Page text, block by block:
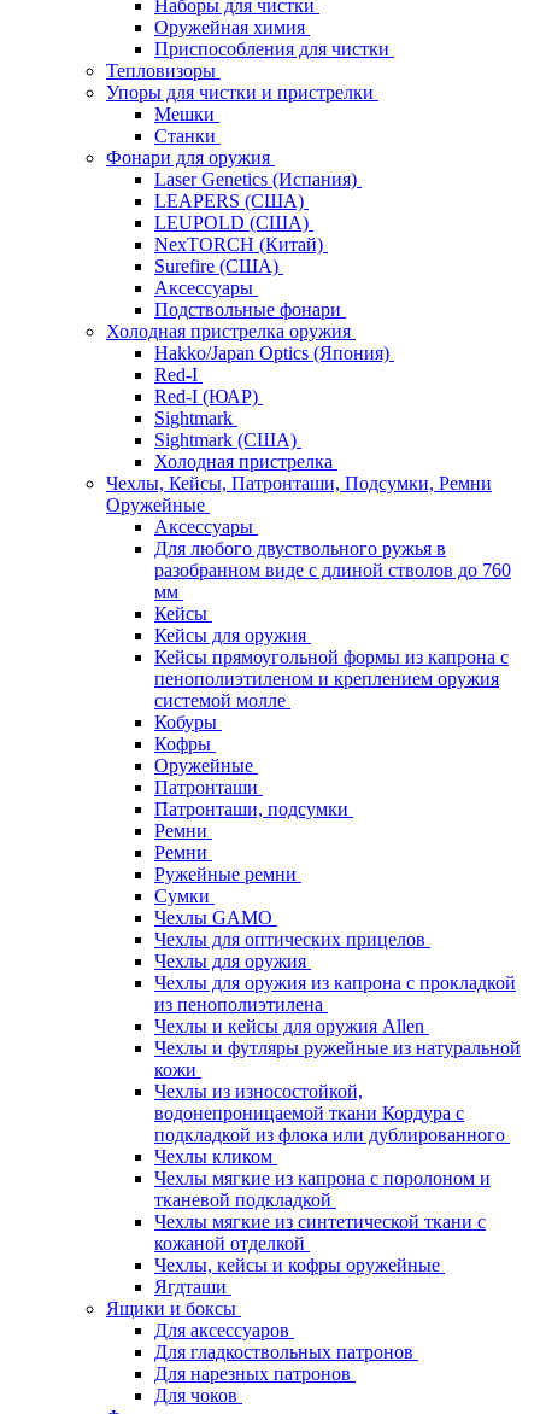
Наборы для чистки
Оружейная химия
Приспособления для чистки
Тепловизоры
Упоры для чистки и пристрелки
Мешки
Станки
Фонари для оружия
Laser Genetics (Испания)
LEAPERS (США)
LEUPOLD (США)
NexTORCH (Китай)
Surefire (США)
Аксессуары
Подствольные фонари
Холодная пристрелка оружия
Hakko/Japan Optics (Япония)
Red-I
Red-I (ЮАР)
Sightmark
Sightmark (США)
Холодная пристрелка
Чехлы, Кейсы, Патронташи, Подсумки, Ремни
Оружейные
Аксессуары
Для любого двуствольного ружья в
разобранном виде с длиной стволов до 760
мм
Кейсы
Кейсы для оружия
Кейсы прямоугольной формы из капрона с
пенополиэтиленом и креплением оружия
системой молле
Кобуры
Кофры
Оружейные
Патронташи
Патронташи, подсумки
Ремни
Ремни
Ружейные ремни
Сумки
Чехлы GAMO
Чехлы для оптических прицелов
Чехлы для оружия
Чехлы для оружия из капрона с прокладкой
из пенополиэтилена
Чехлы и кейсы для оружия Allen
Чехлы и футляры ружейные из натуральной
кожи
Чехлы из износостойкой,
водонепроницаемой ткани Кордура с
подкладкой из флока или дублированного
Чехлы кликом
Чехлы мягкие из капрона с поролоном и
тканевой подкладкой
Чехлы мягкие из синтетической ткани с
кожаной отделкой
Чехлы, кейсы и кофры оружейные
Ягдташи
Ящики и боксы
Для аксессуаров
Для гладкоствольных патронов
Для нарезных патронов
Для чоков